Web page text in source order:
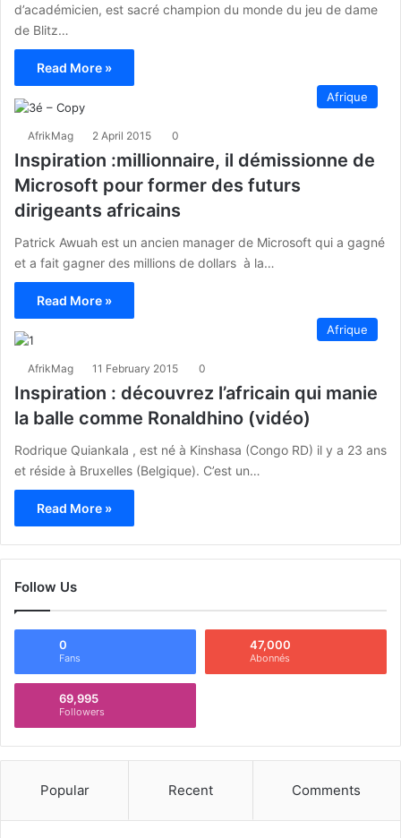
d’académicien, est sacré champion du monde du jeu de dame
de Blitz…
Read More »
Afrique
AfrikMag 2 April 2015 0
Inspiration :millionnaire, il démissionne de
Microsoft pour former des futurs
dirigeants africains
Patrick Awuah est un ancien manager de Microsoft qui a gagné
et a fait gagner des millions de dollars à la…
Read More »
Afrique
AfrikMag 11 February 2015 0
Inspiration : découvrez l’africain qui manie
la balle comme Ronaldhino (vidéo)
Rodrique Quiankala , est né à Kinshasa (Congo RD) il y a 23 ans
et réside à Bruxelles (Belgique). C’est un…
Read More »
Follow Us
0
Fans
47,000
Abonnés
69,995
Followers
Popular Recent Comments